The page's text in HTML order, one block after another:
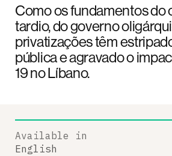
Como os fundamentos do
tardio, do governo
privatizações têm
pública e agravado o
19 no Líbano.
Available in
English